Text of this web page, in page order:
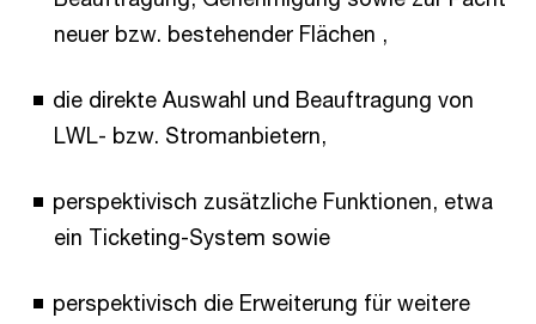
neuer bzw. bestehender Flächen ,
die direkte Auswahl und Beauftragung von
LWL- bzw. Stromanbietern,
perspektivisch zusätzliche Funktionen, etwa
ein Ticketing-System sowie
perspektivisch die Erweiterung für weitere